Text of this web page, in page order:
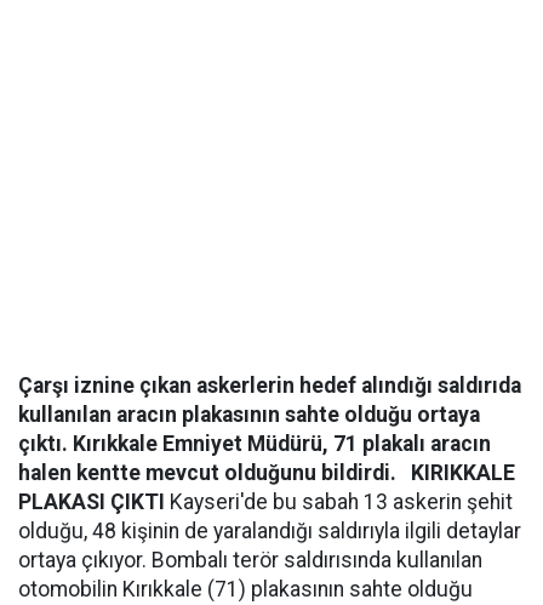
Çarşı iznine çıkan askerlerin hedef alındığı saldırıda
kullanılan aracın plakasının sahte olduğu ortaya
çıktı. Kırıkkale Emniyet Müdürü, 71 plakalı aracın
halen kentte mevcut olduğunu bildirdi.
KIRIKKALE
PLAKASI ÇIKTI Kayseri'de bu sabah 13 askerin şehit
olduğu, 48 kişinin de yaralandığı saldırıyla ilgili detaylar
ortaya çıkıyor. Bombalı terör saldırısında kullanılan
otomobilin Kırıkkale (71) plakasının sahte olduğu